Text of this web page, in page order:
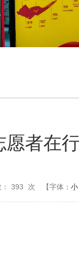
愿者在
393 次 【字体： 小